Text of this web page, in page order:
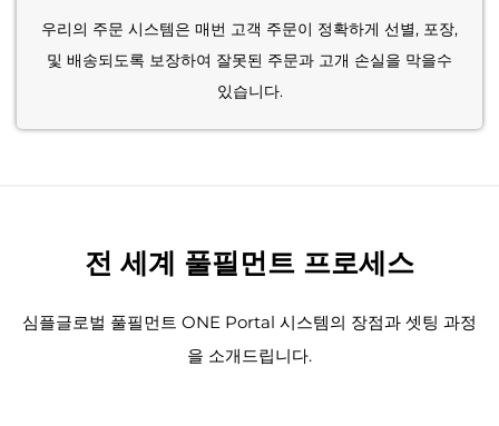
우리의 주문 시스템은 매번 고객 주문이 정확하게 선별, 포장,
및 배송되도록 보장하여 잘못된 주문과 고개 손실을 막을수
있습니다.
전 세계 풀필먼트 프로세스
심플글로벌 풀필먼트 ONE Portal 시스템의 장점과 셋팅 과정
을 소개드립니다.